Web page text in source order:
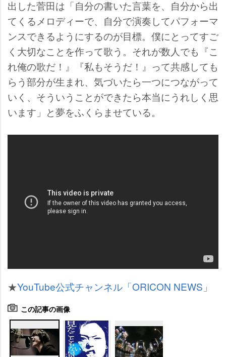
出した菅田は「自分の書いた言葉を、自分から出
てくるメロディーで、自分で演奏してパフォーマ
ンスできるようにするのが目標。僕にとってすご
く大切なことを作って歌う。それが数人でも『こ
れ俺の歌だ！』『私もそうだ！』って共感しても
らう部分が生まれ、気づいたら一つにつながって
いく、そういうことができたら本当にうれしく思
います」と夢をふくらませている。
★YouTube公式チャンネル「ORICON NEWS」
この記事の画像